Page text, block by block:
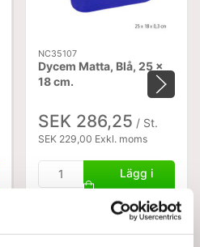
NC35107
Dycem Matta, Blå, 25 x
18 cm.
SEK 286,25 / St.
SEK 229,00 Exkl. moms
Lägg i
varukorg